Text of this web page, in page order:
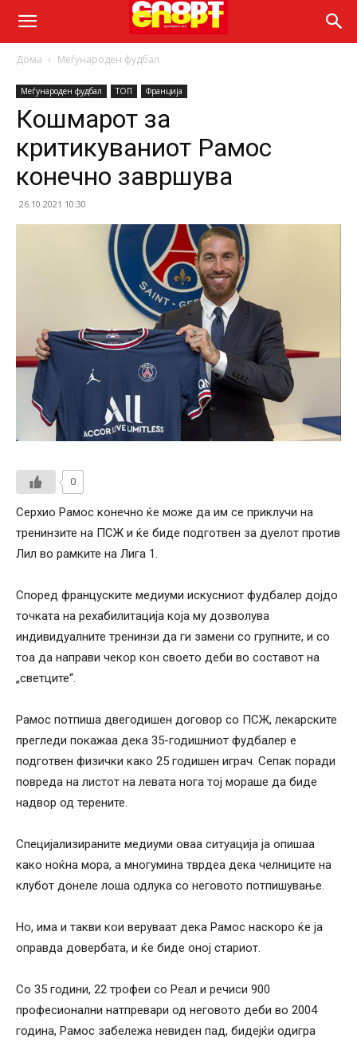
Дома Меѓународен фудбал
Меѓународен фудбал ТОП Франција
Кошмарот за
критикуваниот Рамос
конечно завршува
26.10.2021 10:30
0
Серхио Рамос конечно ќе може да им се приклучи на
тренинзите на ПСЖ и ќе биде подготвен за дуелот против
Лил во рамките на Лига 1.
Според француските медиуми искусниот фудбалер дојдо
точката на рехабилитација која му дозволува
индивидуалните тренинзи да ги замени со групните, и со
тоа да направи чекор кон своето деби во составот на
„светците“.
Рамос потпиша двегодишен договор со ПСЖ, лекарските
прегледи покажаа дека 35-годишниот фудбалер е
подготвен физички како 25 годишен играч. Сепак поради
повреда на листот на левата нога тој мораше да биде
надвор од терените.
Специјализираните медиуми оваа ситуација ја опишаа
како ноќна мора, а многумина тврдеа дека челниците на
клубот донеле лоша одлука со неговото потпишување.
Но, има и такви кои веруваат дека Рамос наскоро ќе ја
оправда довербата, и ќе биде оној стариот.
Со 35 години, 22 трофеи со Реал и речиси 900
професионални натпревари од неговото деби во 2004
година, Рамос забележа невиден пад, бидејќи одигра